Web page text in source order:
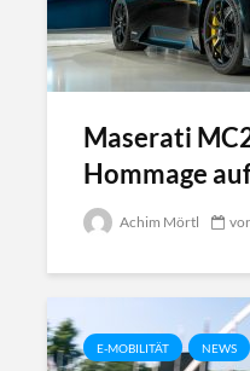
Maserati
Hommage
Achim Mörtl
E-MOBILITÄT NEWS